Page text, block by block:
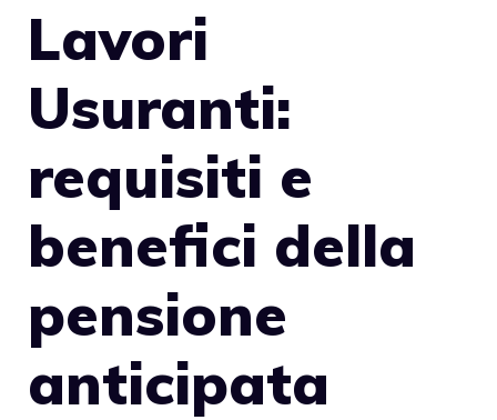
Lavori
Usuranti:
requisiti e
benefici della
pensione
anticipata